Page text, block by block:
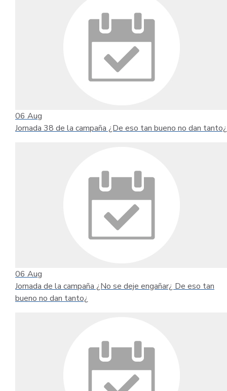
06 Aug
Jornada 38 de la campaña ¿De eso tan bueno no dan tanto¿
06 Aug
Jornada de la campaña ¿No se deje engañar¿ De eso tan
bueno no dan tanto¿